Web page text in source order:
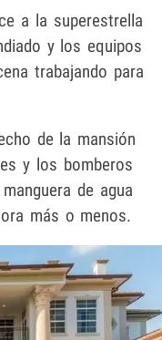
a la superestrella
y los equipos
trabajando para
de la mansión
y los bomberos
de agua
más o menos.